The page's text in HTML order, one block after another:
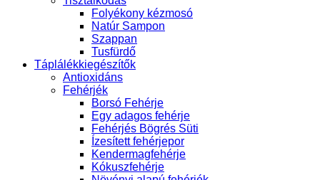
Folyékony kézmosó
Natúr Sampon
Szappan
Tusfürdő
Táplálékkiegészítők
Antioxidáns
Fehérjék
Borsó Fehérje
Egy adagos fehérje
Fehérjés Bögrés Süti
Ízesített fehérjepor
Kendermagfehérje
Kókuszfehérje